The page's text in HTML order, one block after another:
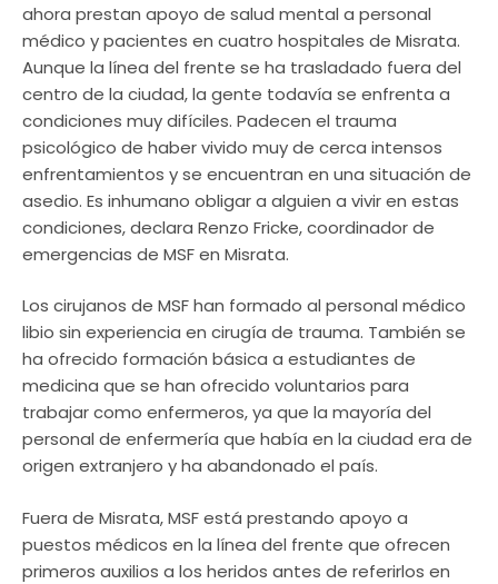
ahora prestan apoyo de salud mental a personal
médico y pacientes en cuatro hospitales de Misrata.
Aunque la línea del frente se ha trasladado fuera del
centro de la ciudad, la gente todavía se enfrenta a
condiciones muy difíciles. Padecen el trauma
psicológico de haber vivido muy de cerca intensos
enfrentamientos y se encuentran en una situación de
asedio. Es inhumano obligar a alguien a vivir en estas
condiciones, declara Renzo Fricke, coordinador de
emergencias de MSF en Misrata.
Los cirujanos de MSF han formado al personal médico
libio sin experiencia en cirugía de trauma. También se
ha ofrecido formación básica a estudiantes de
medicina que se han ofrecido voluntarios para
trabajar como enfermeros, ya que la mayoría del
personal de enfermería que había en la ciudad era de
origen extranjero y ha abandonado el país.
Fuera de Misrata, MSF está prestando apoyo a
puestos médicos en la línea del frente que ofrecen
primeros auxilios a los heridos antes de referirlos en